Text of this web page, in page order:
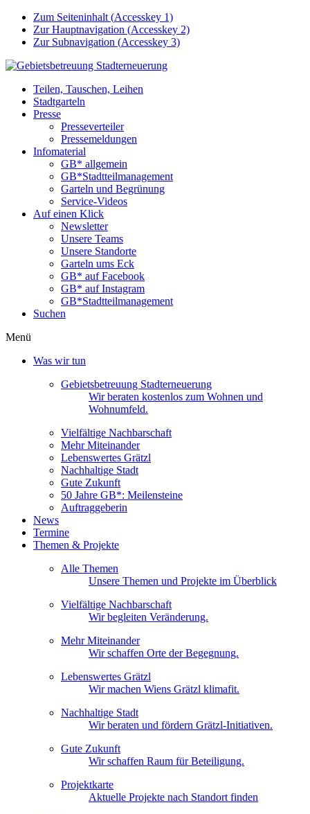
Zum Seiteninhalt (Accesskey 1)
Zur Hauptnavigation (Accesskey 2)
Zur Subnavigation (Accesskey 3)
Teilen, Tauschen, Leihen
Stadtgarteln
Presse
Presseverteiler
Pressemeldungen
Infomaterial
GB* allgemein
GB*Stadtteilmanagement
Garteln und Begrünung
Service-Videos
Auf einen Klick
Newsletter
Unsere Teams
Unsere Standorte
Garteln ums Eck
GB* auf Facebook
GB* auf Instagram
GB*Stadtteilmanagement
Suchen
Menü
Was wir tun
Gebietsbetreuung Stadterneuerung
Wir beraten kostenlos zum Wohnen und
Wohnumfeld.
Vielfältige Nachbarschaft
Mehr Miteinander
Lebenswertes Grätzl
Nachhaltige Stadt
Gute Zukunft
50 Jahre GB*: Meilensteine
Auftraggeberin
News
Termine
Themen & Projekte
Alle Themen
Unsere Themen und Projekte im Überblick
Vielfältige Nachbarschaft
Wir begleiten Veränderung.
Mehr Miteinander
Wir schaffen Orte der Begegnung.
Lebenswertes Grätzl
Wir machen Wiens Grätzl klimafit.
Nachhaltige Stadt
Wir beraten und fördern Grätzl-Initiativen.
Gute Zukunft
Wir schaffen Raum für Beteiligung.
Projektkarte
Aktuelle Projekte nach Standort finden